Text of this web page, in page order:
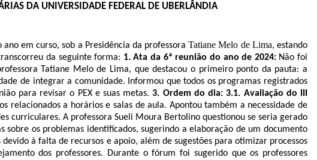
DA UNIVERSIDADE FEDERAL DE UBERLÂNDIA
em curso, sob a Presidência da professoraTatiane Melo de Lima, estando
da seguinte forma: 1. Ata da 6ª reunião do ano de 2024: Não foi
Tatiane Melo de Lima, que destacou o primeiro ponto da pauta: a
de integrar a comunidade. Informou que todos os programas registrados
para revisar o PEX e suas metas.3. Ordem do dia: 3.1. Avaliação do III
a horários e salas de aula. Apontou também a necessidade de
curriculares. A professora Sueli Moura Bertolino questionou se seria gerado
os problemas identificados, sugerindo a elaboração de um documento
à falta de recursos e apoio, além de sugestões para otimizar processos
dos professores. Durante o fórum foi sugerido que os professores